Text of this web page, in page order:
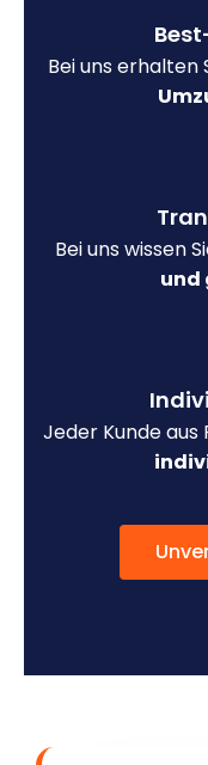
Bei uns erhalten
Bei uns wissen
und
Jeder Kunde